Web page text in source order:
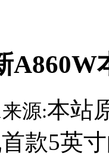
来源:本站
款5英